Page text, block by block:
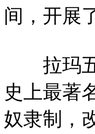
间，开展
拉玛五
史上最著
奴隶制，